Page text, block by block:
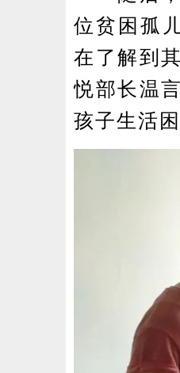
位贫困孤
在了解到
悦部长温
孩子生活